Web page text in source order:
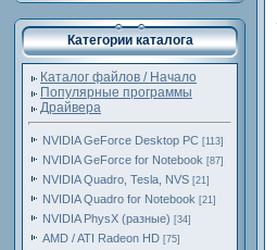
Категории каталога
Каталог файлов / Начало
Популярные программы
Драйвера
NVIDIA GeForce Desktop PC [113]
NVIDIA GeForce for Notebook [87]
NVIDIA Quadro, Tesla, NVS [21]
NVIDIA Quadro for Notebook [21]
NVIDIA PhysX (разные) [34]
AMD / ATI Radeon HD [75]